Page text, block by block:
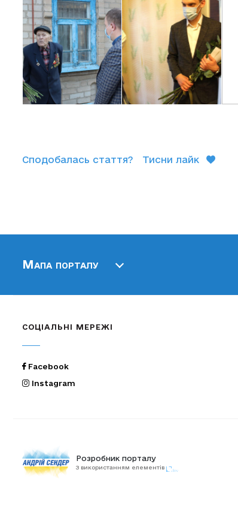
Сподобалась стаття? Тисни лайк
Мапа порталу
СОЦІАЛЬНІ МЕРЕЖІ
Facebook
Instagram
Розробник порталу
З використанням елементів